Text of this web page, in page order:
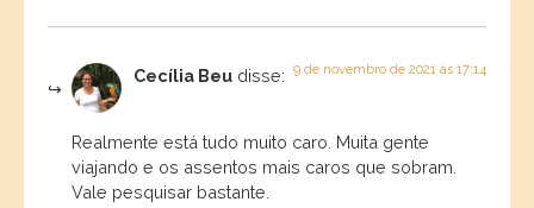
Cecília Beu disse: 9 de novembro de 2021 às 17:14
Realmente está tudo muito caro. Muita gente
viajando e os assentos mais caros que sobram.
Vale pesquisar bastante.